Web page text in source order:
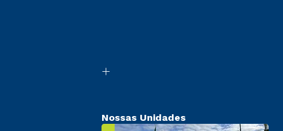
Nossas Unidades